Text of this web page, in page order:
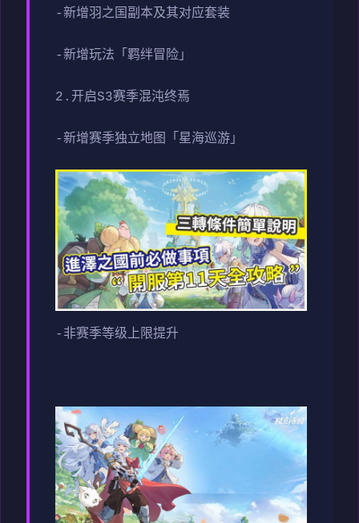
-新增羽之国副本及其对应套装
-新增玩法「羁绊冒险」
2.开启S3赛季混沌终焉
-新增赛季独立地图「星海巡游」
-非赛季等级上限提升